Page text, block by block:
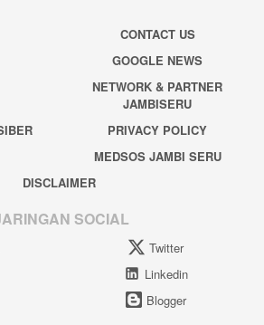
CONTACT US
GOOGLE NEWS
NETWORK & PARTNER
JAMBISERU
PRIVACY POLICY
MEDSOS JAMBI SERU
DISCLAIMER
SOCIAL
Twitter
Linkedin
Blogger